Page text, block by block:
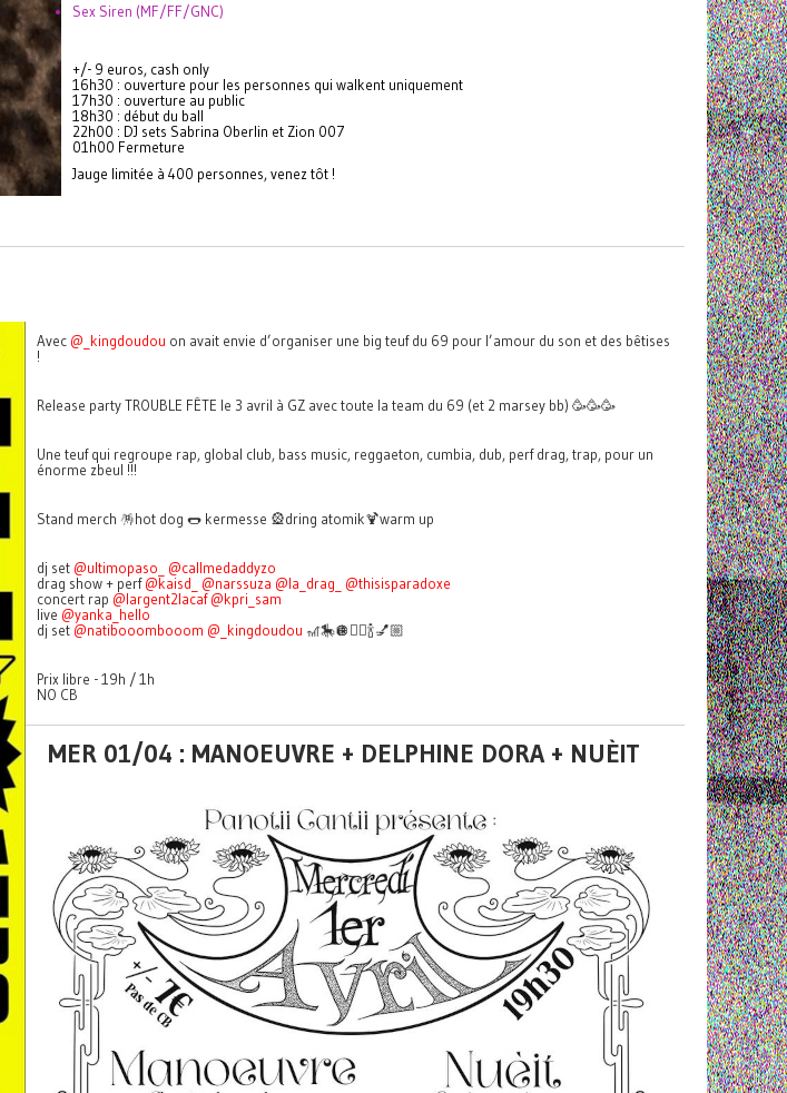
Sex Siren (MF/FF/GNC)
+/- 9 euros, cash only
16h30 : ouverture pour les personnes qui walkent uniquement
17h30 : ouverture au public
18h30 : début du ball
22h00 : DJ sets Sabrina Oberlin et Zion 007
01h00 Fermeture
Jauge limitée à 400 personnes, venez tôt !
Avec @_kingdoudou on avait envie d’organiser une big teuf du 69 pour l’amour du son et des bêtises
!
Release party TROUBLE FÊTE le 3 avril à GZ avec toute la team du 69 (et 2 marsey bb) 🥳🥳🥳
Une teuf qui regroupe rap, global club, bass music, reggaeton, cumbia, dub, perf drag, trap, pour un
énorme zbeul !!!
Stand merch 🪅hot dog 🌭 kermesse 🎡dring atomik🍹warm up
dj set @ultimopaso_
@callmedaddyzo
drag show + perf@kaisd_ @narssuza @la_drag_
@thisisparadoxe
concert rap @largent2lacaf @kpri_sam
live @yanka_hello
dj set @natibooombooom @_kingdoudou 🎢🎠🪩👯‍♀️🍾💅🏼
Prix libre - 19h / 1h
NO CB
MER 01/04 : MANOEUVRE + DELPHINE DORA + NUÈIT